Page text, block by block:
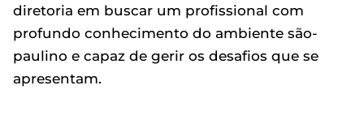
diretoria em buscar um profissional com
profundo conhecimento do ambiente são-
paulino e capaz de gerir os desafios que se
apresentam.